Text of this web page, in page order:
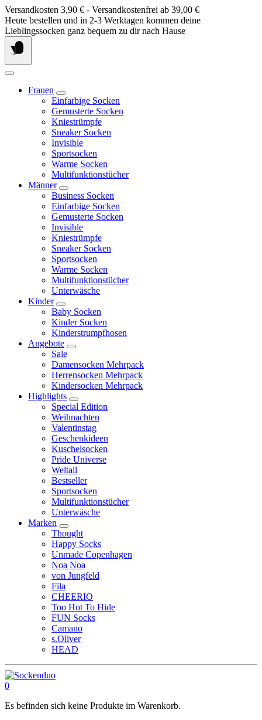
Springe
zum
Inhalt
Versandkosten 3,90 € - Versandkostenfrei ab 39,00 €
Heute bestellen und in 2-3 Werktagen kommen deine
Lieblingssocken ganz bequem zu dir nach Hause
Frauen
Einfarbige Socken
Gemusterte Socken
Kniestrümpfe
Sneaker Socken
Invisible
Sportsocken
Warme Socken
Multifunktionstücher
Männer
Business Socken
Einfarbige Socken
Gemusterte Socken
Invisible
Kniestrümpfe
Sneaker Socken
Sportsocken
Warme Socken
Multifunktionstücher
Unterwäsche
Kinder
Baby Socken
Kinder Socken
Kinderstrumpfhosen
Angebote
Sale
Damensocken Mehrpack
Herrensocken Mehrpack
Kindersocken Mehrpack
Highlights
Special Edition
Weihnachten
Valentinstag
Geschenkideen
Kuschelsocken
Pride Universe
Weltall
Bestseller
Sportsocken
Multifunktionstücher
Unterwäsche
Marken
Thought
Happy Socks
Unmade Copenhagen
Noa Noa
von Jungfeld
Fila
CHEERIO
Too Hot To Hide
FUN Socks
Camano
s.Oliver
HEAD
0
Es befinden sich keine Produkte im Warenkorb.